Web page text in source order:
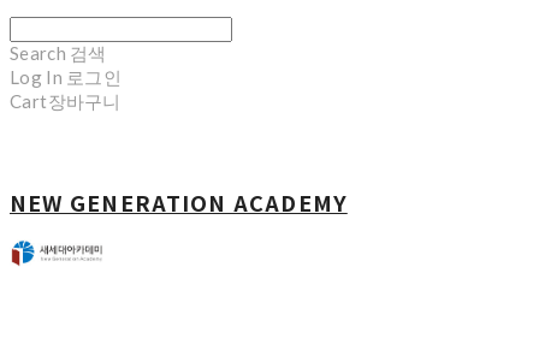
Search 검색
Log In 로그인
Cart장바구니
NEW GENERATION ACADEMY